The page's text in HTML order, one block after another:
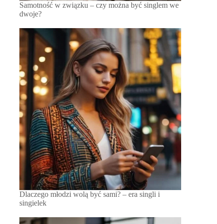
Samotność w związku – czy można być singlem we
dwoje?
Dlaczego młodzi wolą być sami? – era singli i
singielek